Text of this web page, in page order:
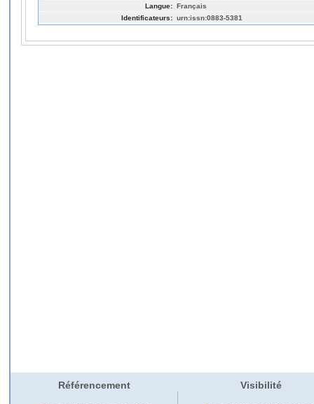
Langue: Français
Identificateurs: urn:issn:0883-5381
Référencement Visibilité